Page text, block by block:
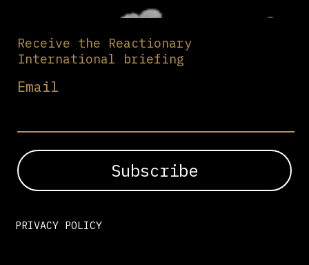
Receive the Reactionary
International briefing
Email
PRIVACY POLICY